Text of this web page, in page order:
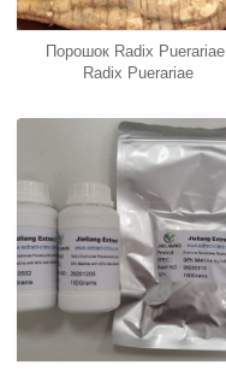
Порошок Radix Puerariae,
Radix Puerariae